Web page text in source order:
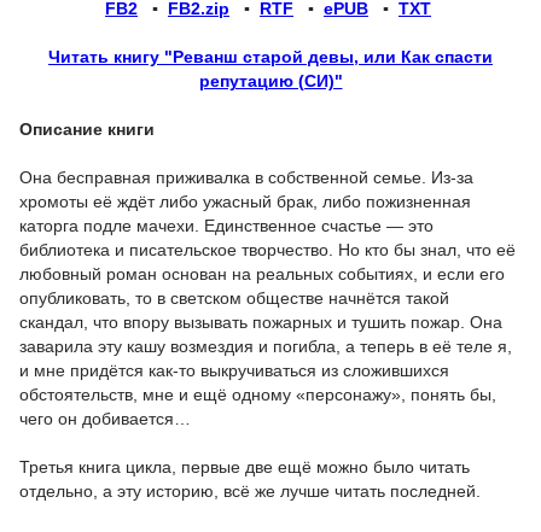
FB2 ▪ FB2.zip ▪ RTF ▪ ePUB ▪ TXT
Читать книгу "Реванш старой девы, или Как спасти
репутацию (СИ)"
Описание книги
Она бесправная приживалка в собственной семье. Из-за
хромоты её ждёт либо ужасный брак, либо пожизненная
каторга подле мачехи. Единственное счастье — это
библиотека и писательское творчество. Но кто бы знал, что её
любовный роман основан на реальных событиях, и если его
опубликовать, то в светском обществе начнётся такой
скандал, что впору вызывать пожарных и тушить пожар. Она
заварила эту кашу возмездия и погибла, а теперь в её теле я,
и мне придётся как-то выкручиваться из сложившихся
обстоятельств, мне и ещё одному «персонажу», понять бы,
чего он добивается…
Третья книга цикла, первые две ещё можно было читать
отдельно, а эту историю, всё же лучше читать последней.